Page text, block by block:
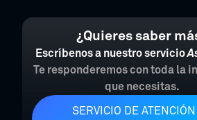
¿Quieres saber
Escríbenos a nuestro servicio
Te responderemos con toda la
que necesitas.
SERVICIO DE